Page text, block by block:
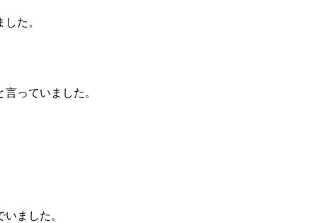
た。
っていました。
ました。